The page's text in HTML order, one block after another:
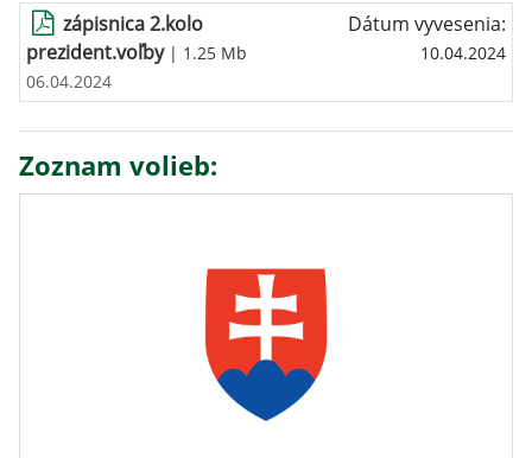
zápisnica 2.kolo
prezident.voľby| 1.25 Mb
Dátum vyvesenia:
10.04.2024
06.04.2024
Zoznam volieb: